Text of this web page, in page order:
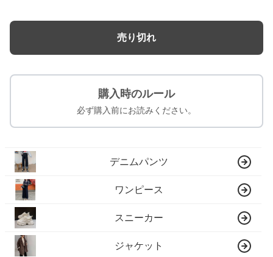
売り切れ
購入時のルール
必ず購入前にお読みください。
デニムパンツ
ワンピース
スニーカー
ジャケット